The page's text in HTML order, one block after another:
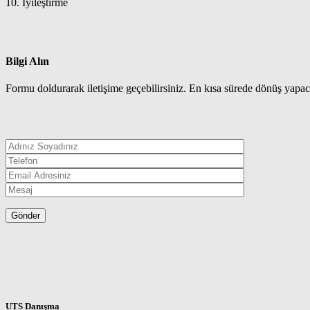
10. İyileştirme
Bilgi Alın
Formu doldurarak iletişime geçebilirsiniz. En kısa sürede dönüş
UTS Danışma